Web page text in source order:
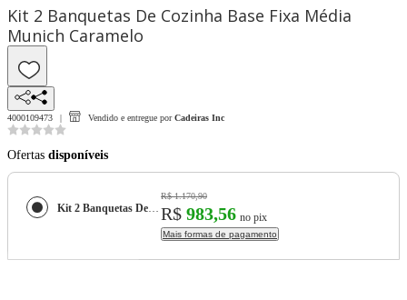
Kit 2 Banquetas De Cozinha Base Fixa Média
Munich Caramelo
4000109473 Vendido e entregue por Cadeiras Inc
Ofertas disponíveis
Kit 2 Banquetas De Cozinha Base Fixa Média Munich Caramelo
R$ 1.170,90
R$ 983,56 no pix
Mais formas de pagamento